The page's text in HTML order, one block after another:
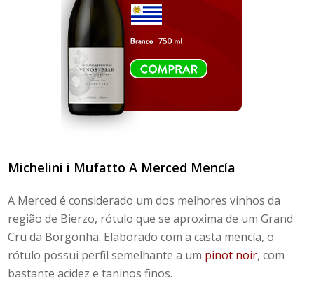
Michelini i Mufatto A Merced Mencía
A Merced é considerado um dos melhores vinhos da
região de Bierzo, rótulo que se aproxima de um Grand
Cru da Borgonha. Elaborado com a casta mencía, o
rótulo possui perfil semelhante a um pinot noir, com
bastante acidez e taninos finos.